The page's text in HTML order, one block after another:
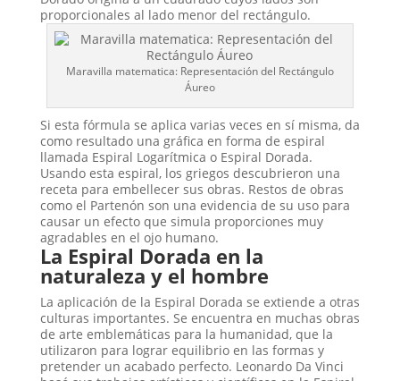
proporcionales al lado menor del rectángulo.
Maravilla matematica: Representación del Rectángulo
Áureo
Si esta fórmula se aplica varias veces en sí misma, da
como resultado una gráfica en forma de espiral
llamada Espiral Logarítmica o Espiral Dorada.
Usando esta espiral, los griegos descubrieron una
receta para embellecer sus obras. Restos de obras
como el Partenón son una evidencia de su uso para
causar un efecto que simula proporciones muy
agradables en el ojo humano.
La Espiral Dorada en la
naturaleza y el hombre
La aplicación de la Espiral Dorada se extiende a otras
culturas importantes. Se encuentra en muchas obras
de arte emblemáticas para la humanidad, que la
utilizaron para lograr equilibrio en las formas y
pretender un acabado perfecto. Leonardo Da Vinci